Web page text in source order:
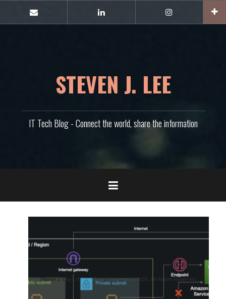
츠
E-
mail
Instagram
STEVEN J. LEE
IT Tech Blog - Connect the world, share the information